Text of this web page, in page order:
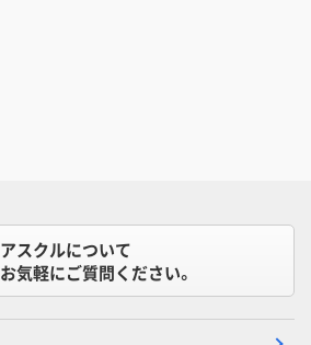
アスクルについて
お気軽にご質問ください。